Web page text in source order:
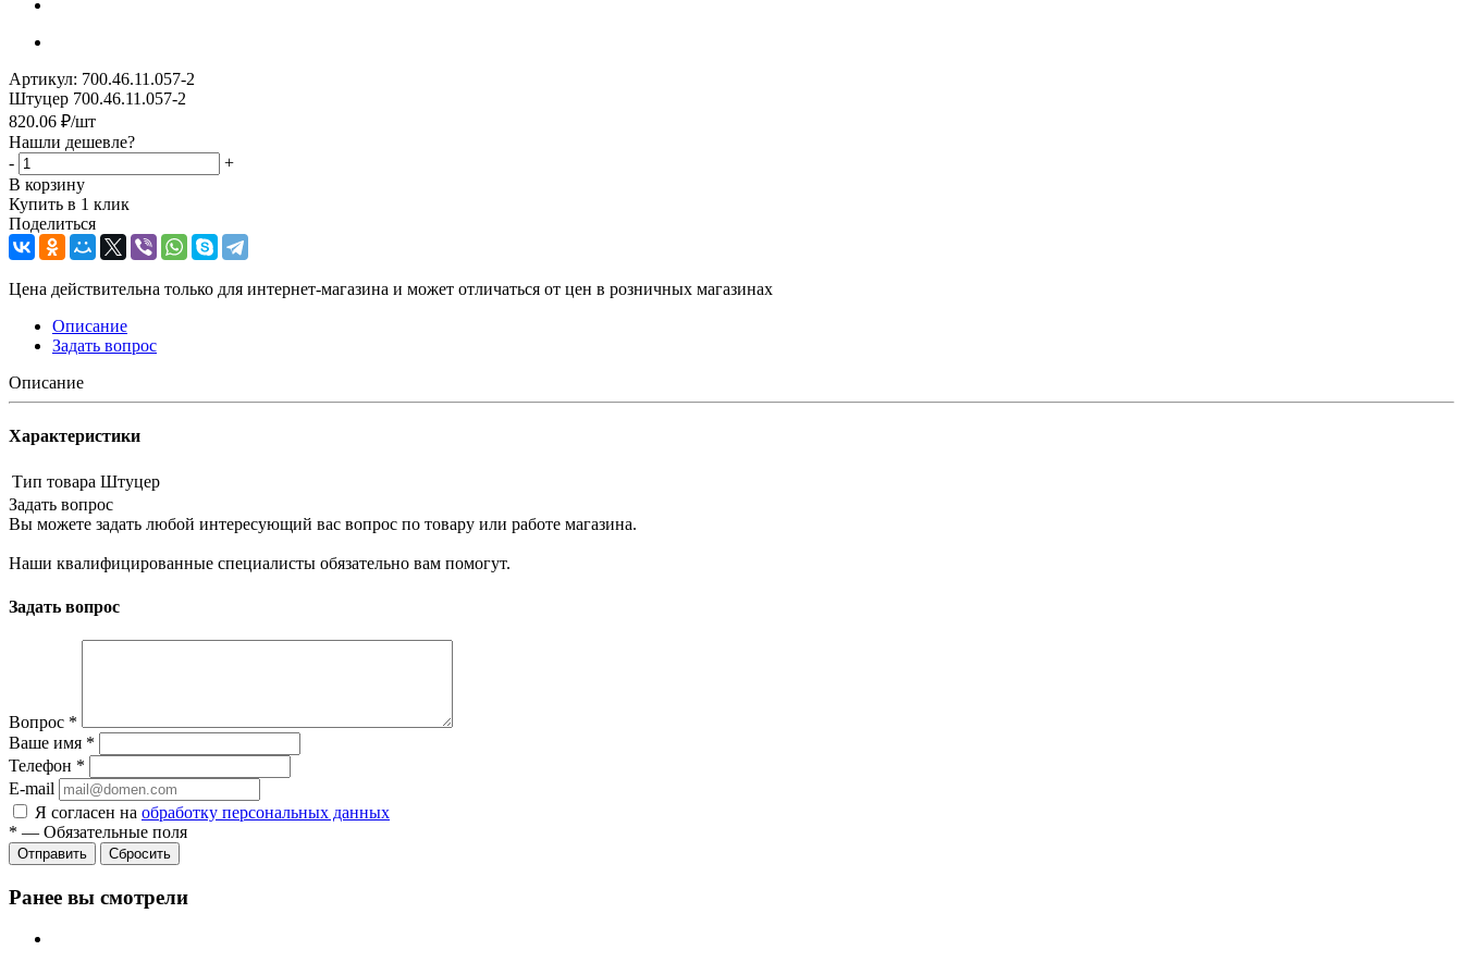
Артикул: 700.46.11.057-2
Штуцер 700.46.11.057-2
820.06 ₽/шт
Нашли дешевле?
-
+
В корзину
Купить в 1 клик
Поделиться
Цена действительна только для интернет-магазина и может отличаться от цен в розничных магазинах
Описание
Задать вопрос
Описание
Характеристики
Тип товара Штуцер
Задать вопрос
Вы можете задать любой интересующий вас вопрос по товару или работе магазина.
Наши квалифицированные специалисты обязательно вам помогут.
Задать вопрос
Вопрос *
Ваше имя *
Телефон *
E-mail
Я согласен на обработку персональных данных
* — Обязательные поля
Сбросить
Ранее вы смотрели